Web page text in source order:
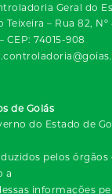
Geral do
– Rua 82, Nº
CEP: 74015-908
de Goiás
do Estado de
pelos órgãos
a
informações